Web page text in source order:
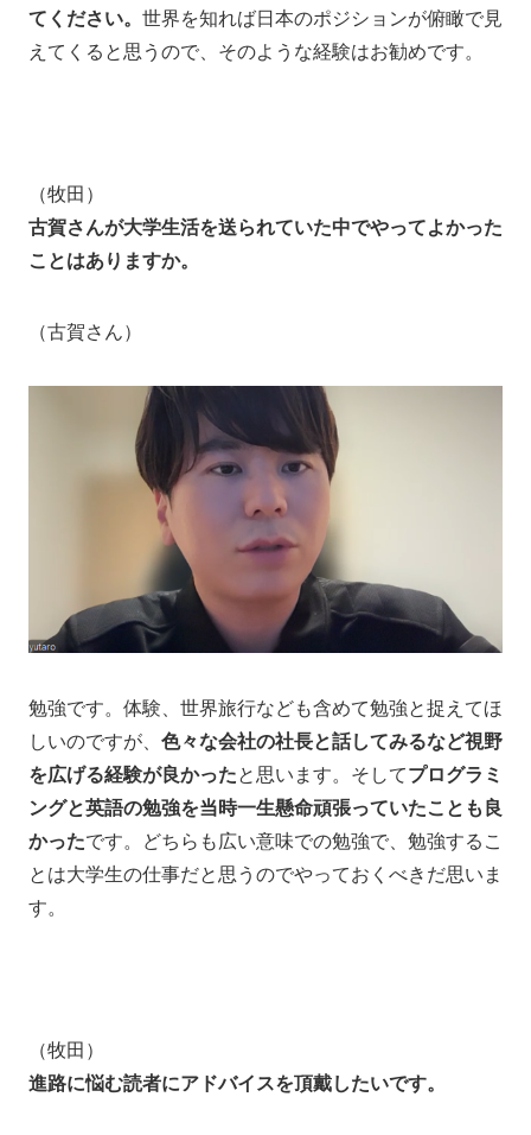
てください。 世界を知れば日本のポジションが俯瞰で見
えてくると思うので、そのような経験はお勧めです。
（牧田）
古賀さんが大学生活を送られていた中でやってよかった
ことはありますか。
（古賀さん）
勉強です。体験、世界旅行なども含めて勉強と捉えてほ
しいのですが、 色々な会社の社長と話してみるなど視野
を広げる経験が良かったと思います。そしてプログラミ
ングと英語の勉強を当時一生懸命頑張っていたことも良
かったです。どちらも広い意味での勉強で、勉強するこ
とは大学生の仕事だと思うのでやっておくべきだ思いま
す。
（牧田）
進路に悩む読者にアドバイスを頂戴したいです。